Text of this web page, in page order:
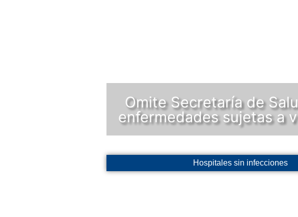
Omite Secretaría de
enfermedades sujetas a
Hospitales sin infecciones